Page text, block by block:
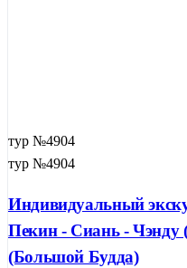
тур №4904
тур №4904
Индивидуальный
Пекин - Сиань -
(Большой Будда)